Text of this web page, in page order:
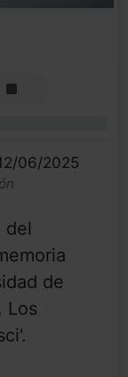
06/2025
del
de
Los